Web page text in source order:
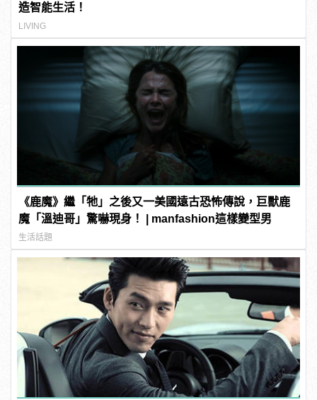
造智能生活！
LIVING
《鹿魔》繼「牠」之後又一美國遠古恐怖傳說，巨獸鹿
魔「溫迪哥」驚嚇現身！ | manfashion這樣變型男
生活話題